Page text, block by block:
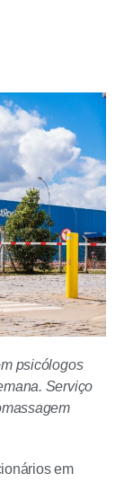
psicólogos
Serviço
em